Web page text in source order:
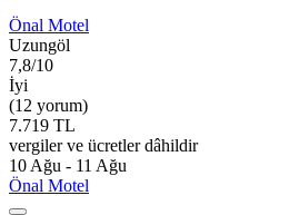
Önal Motel
Uzungöl
7,8/10
İyi
(12 yorum)
7.719 TL
vergiler ve ücretler dâhildir
10 Ağu - 11 Ağu
Önal Motel